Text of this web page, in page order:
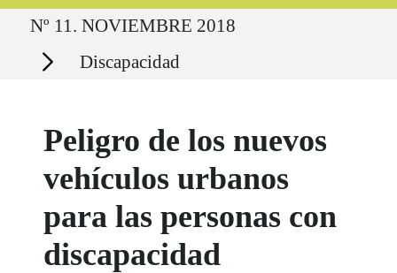
Ruta del sitio
Nº 11. NOVIEMBRE 2018
Secciones Discapacidad
Peligro de los nuevos
vehículos urbanos
para las personas con
discapacidad